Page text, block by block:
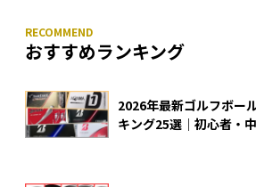
おすすめランキング
2026年最新ゴルフボー
キング25選｜初心者・